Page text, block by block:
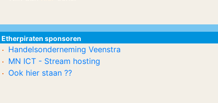
Etherpiraten sponsoren
Handelsonderneming Veenstra
MN ICT - Stream hosting
Ook hier staan ??